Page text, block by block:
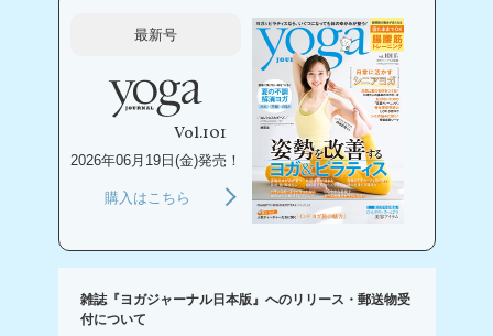
最新号
Vol.101
2026年06月19日(金)発売！
購入はこちら
雑誌『ヨガジャーナル日本版』へのリリース・郵送物受
付について